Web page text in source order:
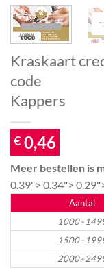
Kraskaart
code
Kappers
€ 0,46
Meer bestellen is
0.39"> 0.34">
Aantal
1000 -
1500 -
2000 -